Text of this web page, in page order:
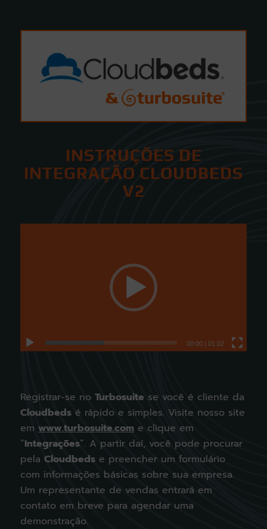
INSTRUÇÕES DE
INTEGRAÇÃO CLOUDBEDS
V2
00:00 | 01:02
Registrar-se no Turbosuite se você é cliente da
Cloudbeds é rápido e simples. Visite nosso site
em www.turbosuite.com e clique em
“Integrações“. A partir daí, você pode procurar
pela Cloudbeds e preencher um formulário
com informações básicas sobre sua empresa.
Um representante de vendas entrará em
contato em breve para agendar uma
demonstração.